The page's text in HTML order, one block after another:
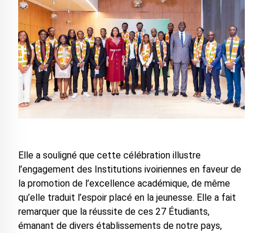
Elle a souligné que cette célébration illustre
l’engagement des Institutions ivoiriennes en faveur de
la promotion de l’excellence académique, de même
qu’elle traduit l’espoir placé en la jeunesse. Elle a fait
remarquer que la réussite de ces 27 Étudiants,
émanant de divers établissements de notre pays,